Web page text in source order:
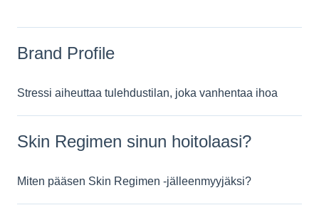
Brand Profile
Stressi aiheuttaa tulehdustilan, joka vanhentaa ihoa
Skin Regimen sinun hoitolaasi?
Miten pääsen Skin Regimen -jälleenmyyjäksi?